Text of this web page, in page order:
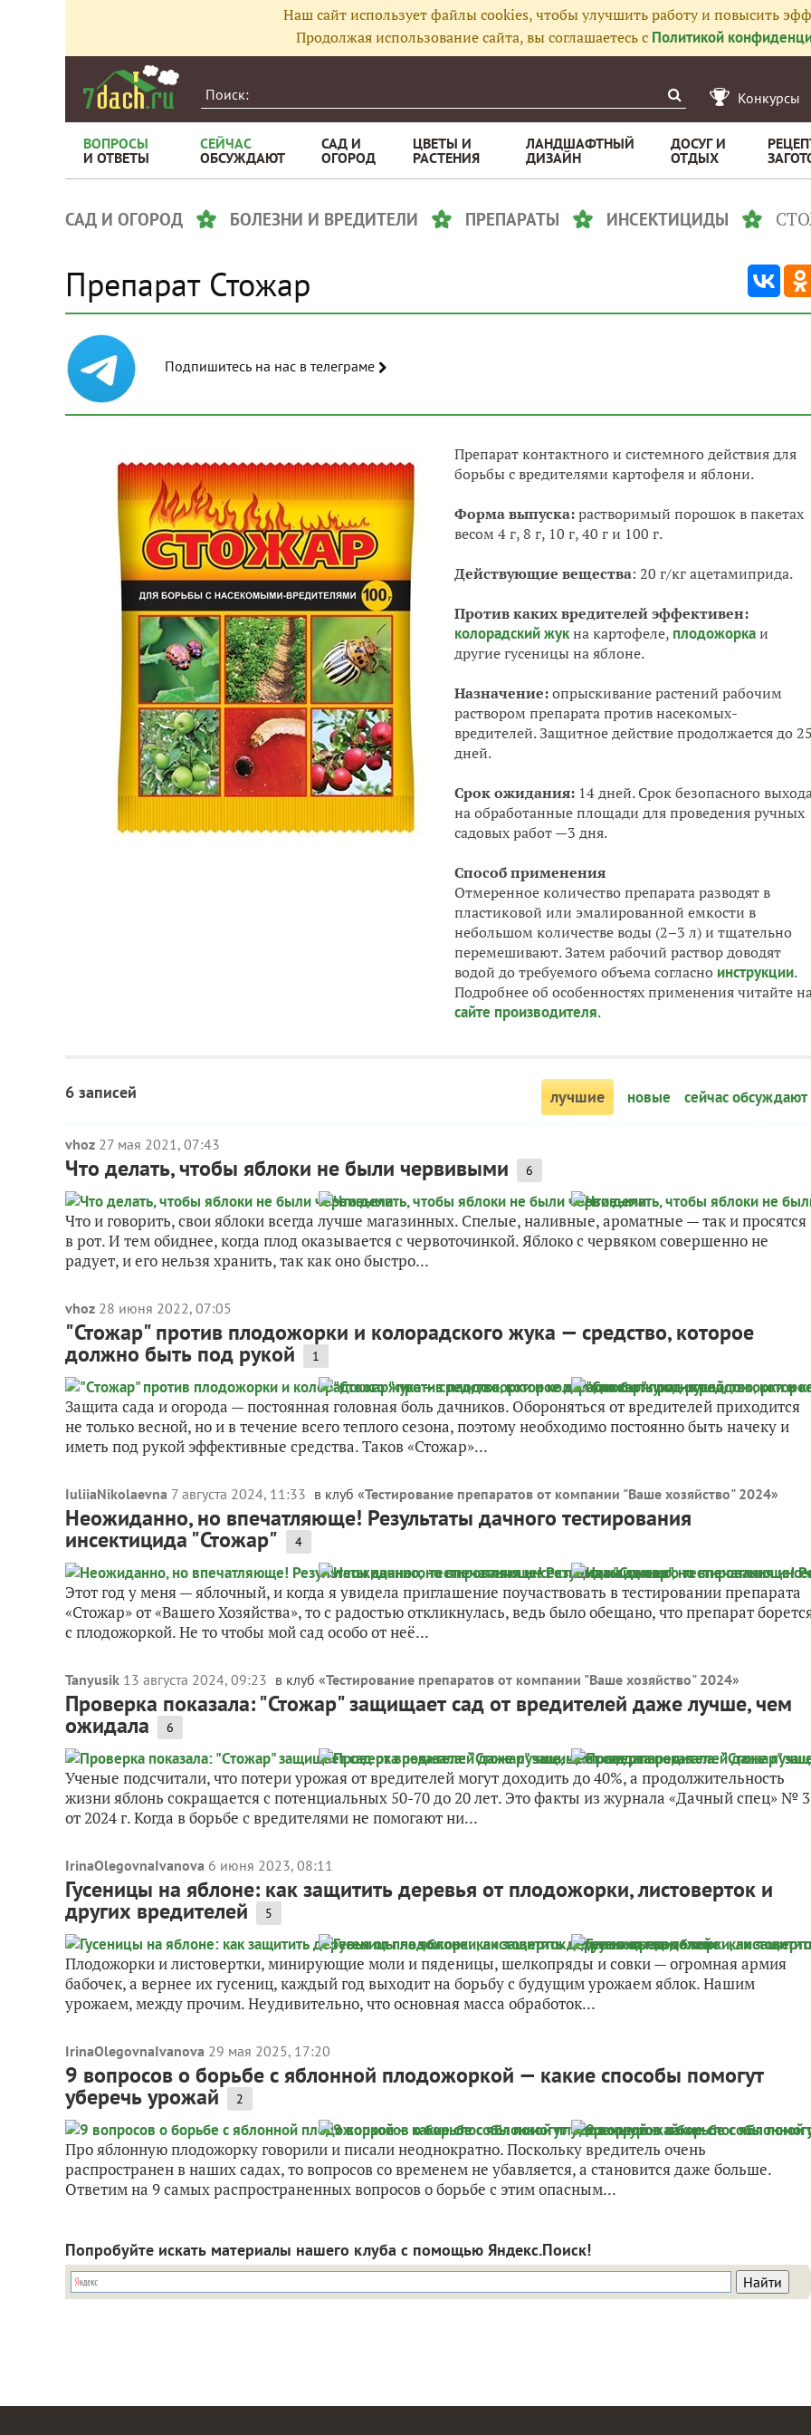
Наш сайт использует файлы cookies, чтобы улучшить работу и повысить
Продолжая использование сайта, вы соглашаетесь с Политикой
Конкурсы
ВОПРОСЫ
И ОТВЕТЫ
СЕЙЧАС
ОБСУЖДАЮТ
САД И
ОГОРОД
ЦВЕТЫ И
РАСТЕНИЯ
ЛАНДШАФТНЫЙ
ДИЗАЙН
ДОСУГ И
ОТДЫХ
САД И ОГОРОД БОЛЕЗНИ И ВРЕДИТЕЛИ ПРЕПАРАТЫ ИНСЕКТИЦИДЫ
Препарат Стожар
Подпишитесь на нас в телеграме
Препарат контактного и системного действия для
борьбы с вредителями картофеля и яблони.
Форма выпуска:растворимый порошок в пакетах
весом 4 г, 8 г, 10 г, 40 г и 100 г.
Действующие вещества: 20 г/кг ацетамиприда.
Против каких вредителей эффективен:
колорадский жукна картофеле, плодожоркаи
другие гусеницы на яблоне.
Назначение:опрыскивание растений рабочим
раствором препарата против насекомых-
вредителей. Защитное действие продолжается до
дней.
Срок ожидания: 14 дней. Срок безопасного
на обработанные площади для проведения ручных
садовых работ —3 дня.
Способ применения
Отмеренное количество препарата разводят в
пластиковой или эмалированной емкости в
небольшом количестве воды (2–3 л) и тщательно
перемешивают. Затем рабочий раствор доводят
водой до требуемого объема согласно инструкции.
Подробнее об особенностях применения читайте
сайте производителя.
6 записей лучшие новые сейчас обсуждают
vhoz 27 мая 2021, 07:43
Что делать, чтобы яблоки не были червивыми 6
Что и говорить, свои яблоки всегда лучше магазинных. Спелые, наливные, ароматные — так и просятся
в рот. И тем обиднее, когда плод оказывается с червоточинкой. Яблоко с червяком совершенно не
радует, и его нельзя хранить, так как оно быстро...
vhoz 28 июня 2022, 07:05
"Стожар" против плодожорки и колорадского жука — средство, которое
должно быть под рукой 1
Защита сада и огорода — постоянная головная боль дачников. Обороняться от вредителей приходится
не только весной, но и в течение всего теплого сезона, поэтому необходимо постоянно быть начеку и
иметь под рукой эффективные средства. Таков «Стожар»...
IuliiaNikolaevna 7 августа 2024, 11:33 в клуб «Тестирование препаратов от компании "Ваше хозяйство" 2024»
Неожиданно, но впечатляюще! Результаты дачного тестирования
инсектицида "Стожар" 4
Этот год у меня — яблочный, и когда я увидела приглашение поучаствовать в тестировании препарата
«Стожар» от «Вашего Хозяйства», то с радостью откликнулась, ведь было обещано, что препарат
с плодожоркой. Не то чтобы мой сад особо от неё...
Tanyusik 13 августа 2024, 09:23 в клуб «Тестирование препаратов от компании "Ваше хозяйство" 2024»
Проверка показала: "Стожар" защищает сад от вредителей даже лучше, чем
ожидала 6
Ученые подсчитали, что потери урожая от вредителей могут доходить до 40%, а продолжительность
жизни яблонь сокращается с потенциальных 50-70 до 20 лет. Это факты из журнала «Дачный спец» № 3
от 2024 г. Когда в борьбе с вредителями не помогают ни...
IrinaOlegovnaIvanova 6 июня 2023, 08:11
Гусеницы на яблоне: как защитить деревья от плодожорки, листоверток и
других вредителей 5
Плодожорки и листовертки, минирующие моли и пяденицы, шелкопряды и совки — огромная армия
бабочек, а вернее их гусениц, каждый год выходит на борьбу с будущим урожаем яблок. Нашим
урожаем, между прочим. Неудивительно, что основная масса обработок...
IrinaOlegovnaIvanova 29 мая 2025, 17:20
9 вопросов о борьбе с яблонной плодожоркой — какие способы помогут
уберечь урожай 2
Про яблонную плодожорку говорили и писали неоднократно. Поскольку вредитель очень
распространен в наших садах, то вопросов со временем не убавляется, а становится даже больше.
Ответим на 9 самых распространенных вопросов о борьбе с этим опасным...
Попробуйте искать материалы нашего клуба с помощью Яндекс.Поиск!